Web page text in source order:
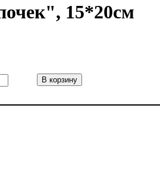
15*20см
В корзину